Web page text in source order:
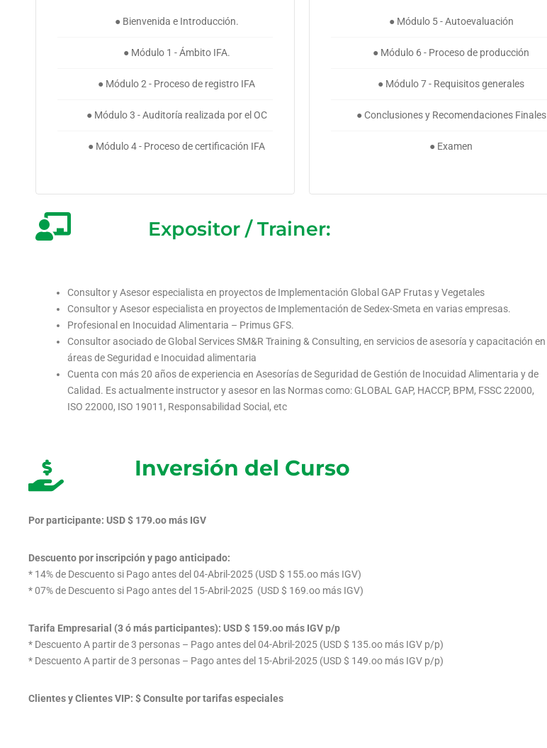
● Bienvenida e Introducción.
● Módulo 1 - Ámbito IFA.
● Módulo 2 - Proceso de registro IFA
● Módulo 3 - Auditoría realizada por el OC
● Módulo 4 - Proceso de certificación IFA
● Módulo 5 - Autoevaluación
● Módulo 6 - Proceso de producción
● Módulo 7 - Requisitos generales
● Conclusiones y Recomendaciones Finales
● Examen
Expositor / Trainer:
Consultor y Asesor especialista en proyectos de Implementación Global GAP Frutas y Vegetales
Consultor y Asesor especialista en proyectos de Implementación de Sedex-Smeta en varias empresas.
Profesional en Inocuidad Alimentaria – Primus GFS.
Consultor asociado de Global Services SM&R Training & Consulting, en servicios de asesoría y capacitación en
áreas de Seguridad e Inocuidad alimentaria
Cuenta con más 20 años de experiencia en Asesorías de Seguridad de Gestión de Inocuidad Alimentaria y de
Calidad. Es actualmente instructor y asesor en las Normas como: GLOBAL GAP, HACCP, BPM, FSSC 22000,
ISO 22000, ISO 19011, Responsabilidad Social, etc
Inversión del Curso
Por participante: USD $ 179.oo más IGV
Descuento por inscripción y pago anticipado:
* 14% de Descuento si Pago antes del 04-Abril-2025 (USD $ 155.oo más IGV)
* 07% de Descuento si Pago antes del 15-Abril-2025 (USD $ 169.oo más IGV)
Tarifa Empresarial (3 ó más participantes): USD $ 159.oo más IGV p/p
* Descuento A partir de 3 personas – Pago antes del 04-Abril-2025 (USD $ 135.oo más IGV p/p)
* Descuento A partir de 3 personas – Pago antes del 15-Abril-2025 (USD $ 149.oo más IGV p/p)
Clientes y Clientes VIP: $ Consulte por tarifas especiales